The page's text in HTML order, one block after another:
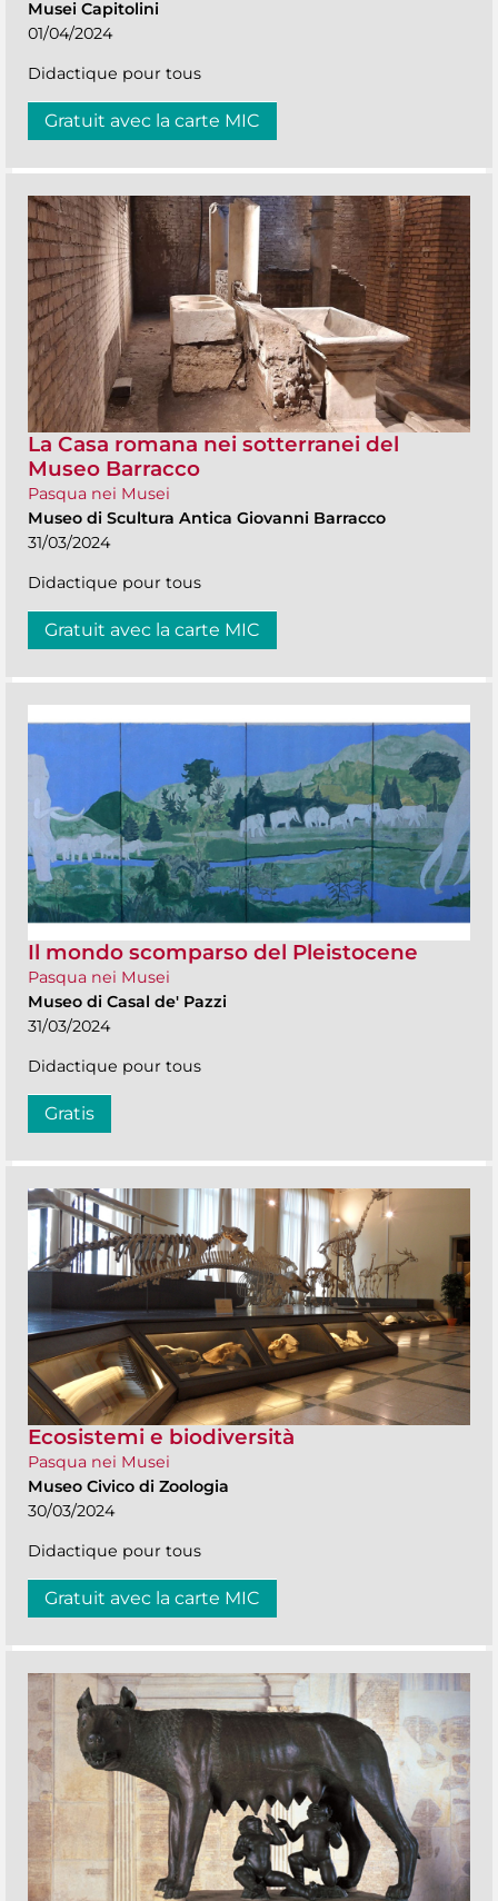
Musei Capitolini
01/04/2024
Didactique pour tous
Gratuit avec la carte MIC
La Casa romana nei sotterranei del
Museo Barracco
Pasqua nei Musei
Museo di Scultura Antica Giovanni Barracco
31/03/2024
Didactique pour tous
Gratuit avec la carte MIC
Il mondo scomparso del Pleistocene
Pasqua nei Musei
Museo di Casal de' Pazzi
31/03/2024
Didactique pour tous
Gratis
Ecosistemi e biodiversità
Pasqua nei Musei
Museo Civico di Zoologia
30/03/2024
Didactique pour tous
Gratuit avec la carte MIC